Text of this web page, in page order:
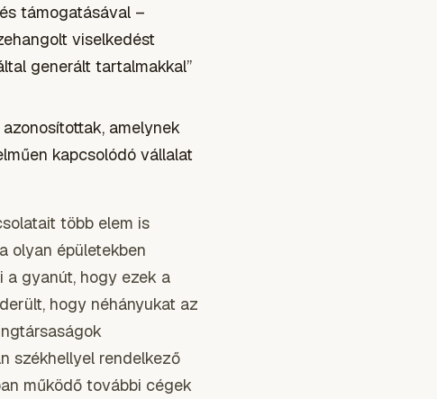
támogatásával –
viselkedést
generált tartalmakkal”
amelynek
kapcsolódó vállalat
több elem is
olyan épületekben
a gyanút, hogy ezek a
hogy néhányukat az
székhellyel rendelkező
működő további cégek